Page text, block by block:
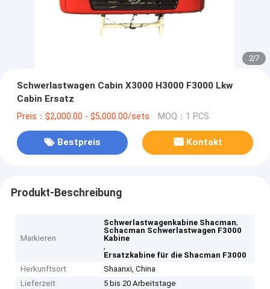
2/7
Schwerlastwagen Cabin X3000 H3000 F3000 Lkw
Cabin Ersatz
Preis：$2,000.00 - $5,000.00/sets MOQ：1 PCS
Bestpreis Kontakt
Produkt-Beschreibung
Markieren
Schwerlastwagenkabine Shacman,
Schacman Schwerlastwagen F3000
Kabine
,
Ersatzkabine für die Shacman F3000
Herkunftsort
Shaanxi, China
Lieferzeit
5 bis 20 Arbeitstage